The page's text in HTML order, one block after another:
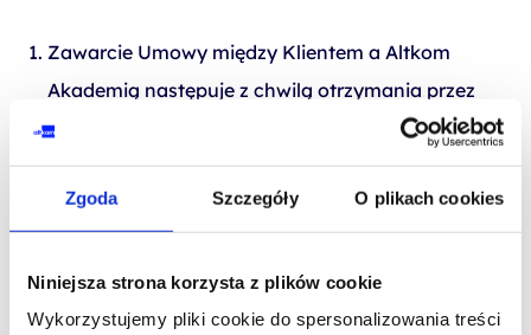
Zgoda Szczegóły O plikach cookies
Niniejsza strona korzysta z plików cookie
Wykorzystujemy pliki cookie do spersonalizowania treści
Zawarcie Umowy między Klientem a Altkom
Akademią następuje z chwilą otrzymania przez
Klienta Potwierdzenia Szkolenia od Altkom
Akademii.
Złożenie Zamówienia następuje na zasadach
określonych w § 9 Regulaminu.
Klient zobowiązany jest do dokonania płatności
przy składaniu Zamówienia – w przeciwnym